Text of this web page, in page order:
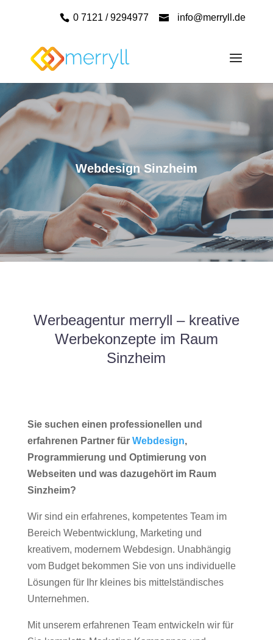
0 7121 / 9294977 info@merryll.de
Webdesign Sinzheim
Werbeagentur merryll – kreative
Werbekonzepte im Raum
Sinzheim
Sie suchen einen professionellen und
erfahrenen Partner für Webdesign,
Programmierung und Optimierung von
Webseiten und was dazugehört im Raum
Sinzheim?
Wir sind ein erfahrenes, kompetentes Team im
Bereich Webentwicklung, Marketing und
kreativem, modernem Webdesign. Unabhängig
vom Budget bekommen Sie von uns individuelle
Lösungen für Ihr kleines bis mittelständisches
Unternehmen.
Mit unserem erfahrenen Team entwickeln wir für